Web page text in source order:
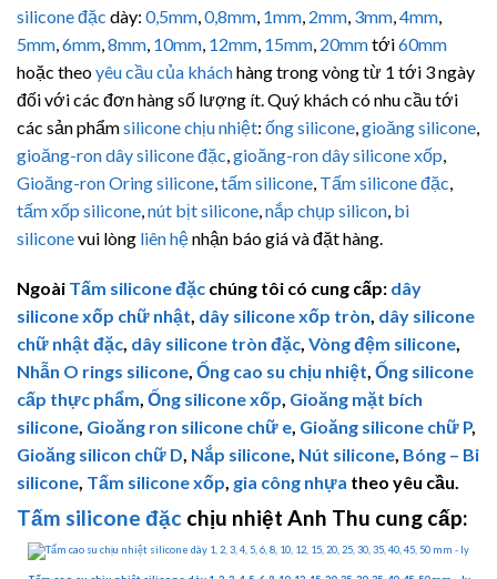
silicone đặc dày: 0,5mm 0,8mm 1mm 2mm 3mm 4mm
5mm 6mm 8mm 10mm 12mm 15mm 20mmtới60mm
hoặc theoyêu cầu của kháchhàng trong vòng từ 1 tới 3 ngày
đối với các đơn hàng số lượng ít. Quý khách có nhu cầu tới
các sản phẩmsilicone chịu nhiệt: ống silicone gioăng silicone
gioăng-ron dây silicone đặc gioăng-ron dây silicone xốp
Gioăng-ron Oring silicone tấm silicone Tấm silicone đặc
tấm xốp silicone nút bịt silicone nắp chụp silicon bi
siliconevui lòng liên hệnhận báo giá và đặt hàng.
Ngoài Tấm silicone đặc chúng tôi có cung cấp: dây
silicone xốp chữ nhật, dây silicone xốp tròn, dây silicone
chữ nhật đặc, dây silicone tròn đặc, Vòng đệm silicone,
Nhẫn O rings silicone, Ống cao su chịu nhiệt, Ống silicone
cấp thực phẩm, Ống silicone xốp, Gioăng mặt bích
silicone, Gioăng ron silicone chữ e, Gioăng silicone chữ P,
Gioăng silicon chữ D, Nắp silicone, Nút silicone, Bóng – Bi
silicone, Tấm silicone xốp, gia công nhựa theo yêu cầu.
Tấm silicone đặc chịu nhiệt Anh Thu cung cấp: